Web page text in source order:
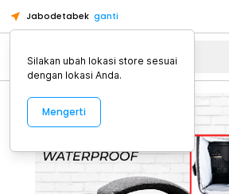
Jabodetabek ganti
Alat Kopi
Silakan ubah lokasi store sesuai
dengan lokasi Anda.
Mengerti